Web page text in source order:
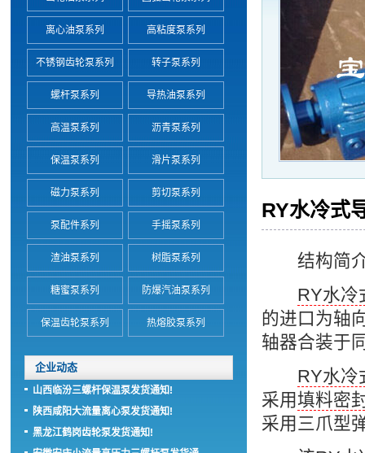
RY水冷式
结构简
RY水冷
的进口为轴
轴器合装于
RY水冷
采用填料密
采用三爪型
离心油泵系列 高粘度泵系列
不锈钢齿轮泵系列 转子泵系列
螺杆泵系列 导热油泵系列
高温泵系列 沥青泵系列
保温泵系列 滑片泵系列
磁力泵系列 剪切泵系列
泵配件系列 手摇泵系列
渣油泵系列 树脂泵系列
糖蜜泵系列 防爆汽油泵系列
保温齿轮泵系列 热熔胶泵系列
企业动态
山西临汾三螺杆保温泵发货通知!
陕西咸阳大流量离心泵发货通知!
黑龙江鹤岗齿轮泵发货通知!